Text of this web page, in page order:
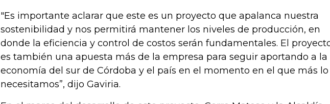
"Es importante aclarar que este es un proyecto que apalanca nuestra
sostenibilidad y nos permitirá mantener los niveles de producción, en
donde la eficiencia y control de costos serán fundamentales. El
es también una apuesta más de la empresa para seguir aportando a la
economía del sur de Córdoba y el país en el momento en el que más lo
necesitamos”, dijo Gaviria.